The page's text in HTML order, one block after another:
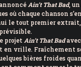
Ain’t That Bad,
où chaque chanson
le tout premier extrait,
projet Ain’t That Bad
en vrille. Fraîchement
bières froides